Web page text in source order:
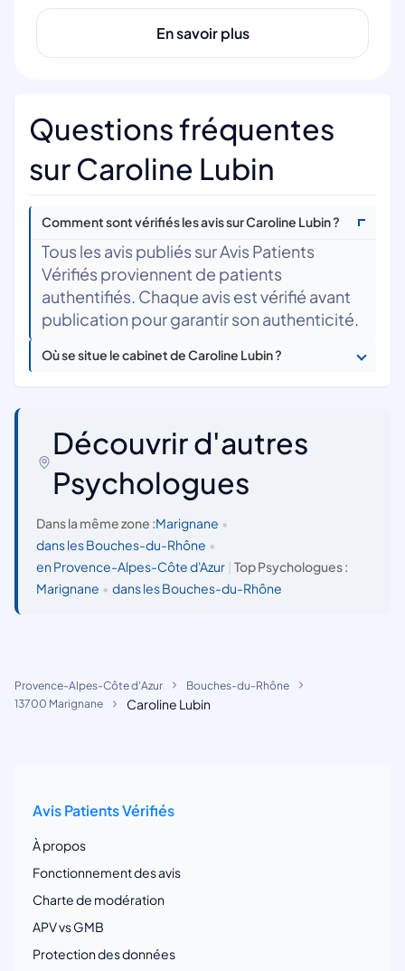
En savoir plus
Questions fréquentes
sur Caroline Lubin
Comment sont vérifiés les avis sur Caroline Lubin ?
Tous les avis publiés sur Avis Patients
Vérifiés proviennent de patients
authentifiés. Chaque avis est vérifié avant
publication pour garantir son authenticité.
Où se situe le cabinet de Caroline Lubin ?
Découvrir d'autres
Psychologues
Dans la même zone :Marignane •
dans les Bouches-du-Rhône •
en Provence-Alpes-Côte d'Azur
Top Psychologues :
Marignane • dans les Bouches-du-Rhône
Provence-Alpes-Côte d'Azur
Bouches-du-Rhône
13700 Marignane
Caroline Lubin
Avis Patients Vérifiés
À propos
Fonctionnement des avis
Charte de modération
APV vs GMB
Protection des données